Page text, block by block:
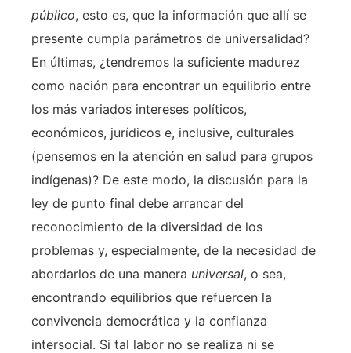
público, esto es, que la información que allí se
presente cumpla parámetros de universalidad?
En últimas, ¿tendremos la suficiente madurez
como nación para encontrar un equilibrio entre
los más variados intereses políticos,
económicos, jurídicos e, inclusive, culturales
(pensemos en la atención en salud para grupos
indígenas)? De este modo, la discusión para la
ley de punto final debe arrancar del
reconocimiento de la diversidad de los
problemas y, especialmente, de la necesidad de
abordarlos de una manera universal, o sea,
encontrando equilibrios que refuercen la
convivencia democrática y la confianza
intersocial. Si tal labor no se realiza ni se